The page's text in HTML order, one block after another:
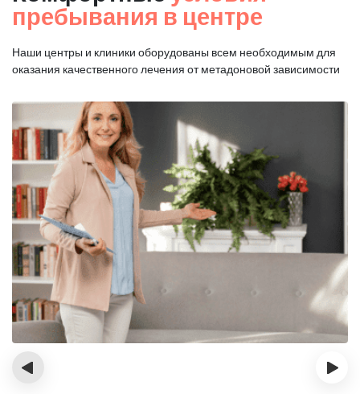
пребывания в центре
Наши центры и клиники оборудованы всем необходимым для
оказания качественного лечения от метадоновой зависимости
‹ ›